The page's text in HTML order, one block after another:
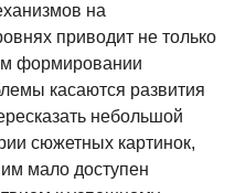
на
приводит не только
формировании
касаются развития
небольшой
сюжетных картинок,
мало доступен